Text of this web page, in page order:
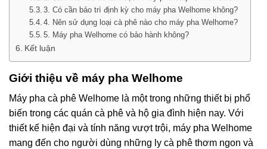
3. Có cần bảo trì định kỳ cho máy pha Welhome không?
4. Nên sử dụng loại cà phê nào cho máy pha Welhome?
5. Máy pha Welhome có bảo hành không?
Kết luận
Giới thiệu về máy pha Welhome
Máy pha cà phê Welhome là một trong những thiết bị phổ
biến trong các quán cà phê và hộ gia đình hiện nay. Với
thiết kế hiện đại và tính năng vượt trội, máy pha Welhome
mang đến cho người dùng những ly cà phê thơm ngon và